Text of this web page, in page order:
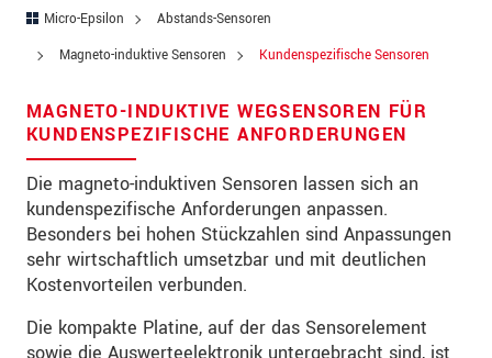
Micro-Epsilon
Abstands-Sensoren
Magneto-induktive Sensoren
Kundenspezifische Sensoren
MAGNETO-INDUKTIVE WEGSENSOREN FÜR
KUNDENSPEZIFISCHE ANFORDERUNGEN
Die magneto-induktiven Sensoren lassen sich an
kundenspezifische Anforderungen anpassen.
Besonders bei hohen Stückzahlen sind Anpassungen
sehr wirtschaftlich umsetzbar und mit deutlichen
Kostenvorteilen verbunden.
Die kompakte Platine, auf der das Sensorelement
PLZ
Land*
Telefon
Email *
Nachricht*